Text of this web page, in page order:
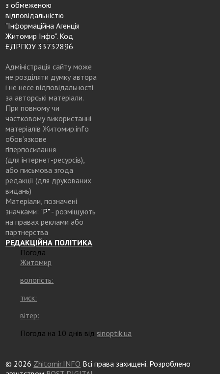
з обмеженою
відповідальністю
"Інформаційна Агенція
Житомир Інфо". Код
ЄДРПОУ 33732896
Адміністрація сайту може
не розділяти думку автора
і не несе відповідальності
за авторські матеріали.
При повному чи
частковому використанні
матеріалів Житомир.info
обов’язкове
гіперпосилання
(для інтернет-ресурсів),
або письмова згода
редакції (для друкованих
видань)
Матеріали, позначені
значками: "Р"- розміщують
на правах реклами або
партнерства
РЕДАКЦІЙНА ПОЛІТИКА
Погода
Житомир
вологість:
тиск:
вітер:
Погода на 10 днів відsinoptik.ua
© 2026 Zhitomir.INFO Всі права захищені. Розроблено